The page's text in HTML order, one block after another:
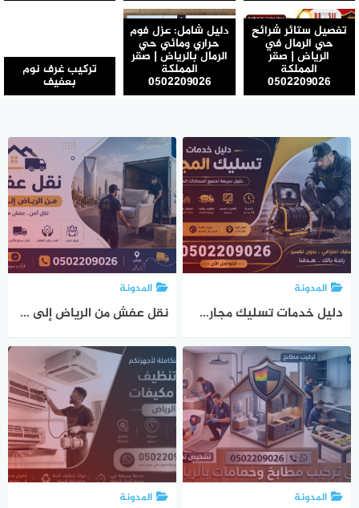
المدونة
دليل خدمات تسليك مجاري حي الياسمين بالرياض – ارخص سعر 0502209026
المدونة
نقل عفش من الرياض إلى جدة | صقر المملكة 0502209026
المدونة المدونة